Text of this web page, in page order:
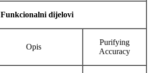
Funkcionalni dijelovi
Opis
Purifying
Accuracy